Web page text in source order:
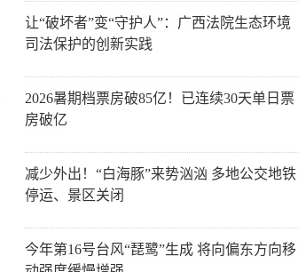
让“破坏者”变“守护人”：广西法院生态环境
司法保护的创新实践
2026暑期档票房破85亿！已连续30天单日票
房破亿
减少外出！“白海豚”来势汹汹 多地公交地铁
停运、景区关闭
今年第16号台风“琵鹭”生成 将向偏东方向移